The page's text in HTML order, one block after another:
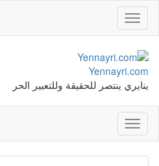
Toggle
navigation
Yennayri.com
ينايري ينتصر للحقيقة وللتعبير الحر
Toggle
navigation